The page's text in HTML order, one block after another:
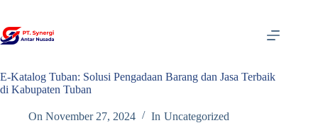
content
E-Katalog Tuban: Solusi Pengadaan Barang dan Jasa Terbaik
di Kabupaten Tuban
On November 27, 2024 In Uncategorized